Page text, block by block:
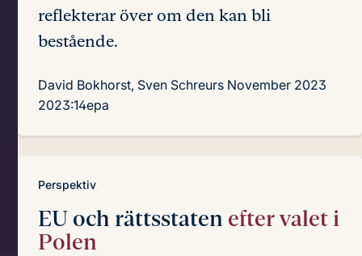
reflekterar över om den kan bli
bestående.
David Bokhorst, Sven Schreurs November 2023
2023:14epa
Perspektiv
EU och rättsstaten efter valet i
Polen